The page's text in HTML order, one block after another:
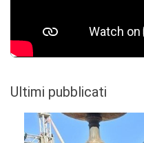
Ultimi pubblicati